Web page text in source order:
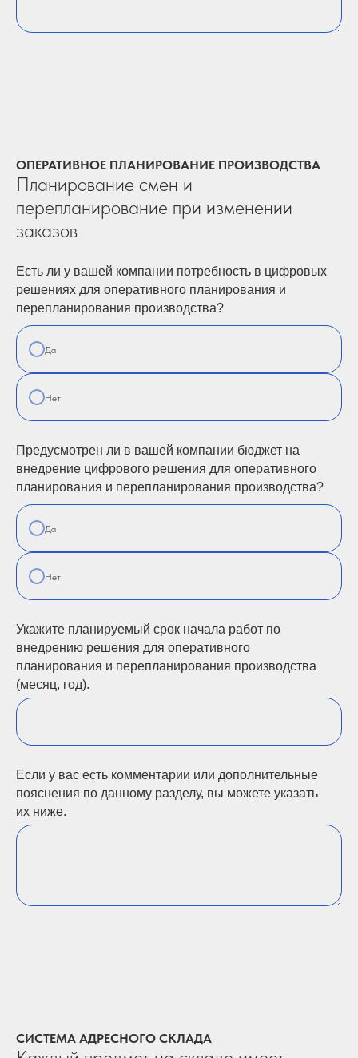
ОПЕРАТИВНОЕ ПЛАНИРОВАНИЕ ПРОИЗВОДСТВА
Планирование смен и
перепланирование при изменении
заказов
Есть ли у вашей компании потребность в цифровых
решениях для оперативного планирования и
перепланирования производства?
Да
Нет
Предусмотрен ли в вашей компании бюджет на
внедрение цифрового решения для оперативного
планирования и перепланирования производства?
Да
Нет
Укажите планируемый срок начала работ по
внедрению решения для оперативного
планирования и перепланирования производства
(месяц, год).
Если у вас есть комментарии или дополнительные
пояснения по данному разделу, вы можете указать
их ниже.
СИСТЕМА АДРЕСНОГО СКЛАДА